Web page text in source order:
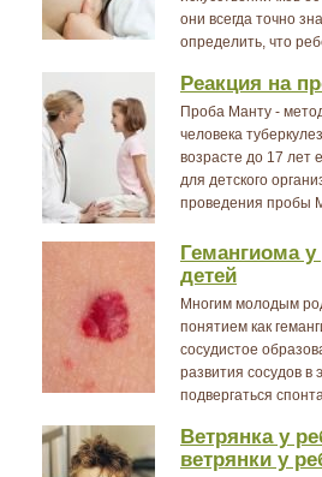
они всегда точно
определить, что
Реакция на
Проба Манту -
человека
возрасте до 17 лет
для детского
проведения пробы
Гемангиома
детей
Многим молодым
понятием как
сосудистое
развития сосудов
подвергаться
Ветрянка у
ветрянки у